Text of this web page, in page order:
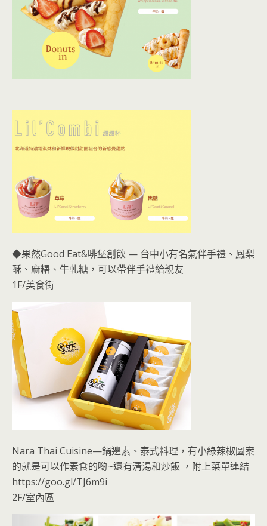
◆果然Good Eat&啡堡創飲 — 台中小有名氣伴手禮、鳳梨
酥、麻糬、牛軋糖，可以帶伴手禮給親友
1F/美食街
Nara Thai Cuisine—鍋邊素、泰式料理，有小綠辣椒圖案
的就是可以作素食的喲~還有清湯和炒飯 ，附上菜單連結
https://goo.gl/TJ6m9i
2F/室內區